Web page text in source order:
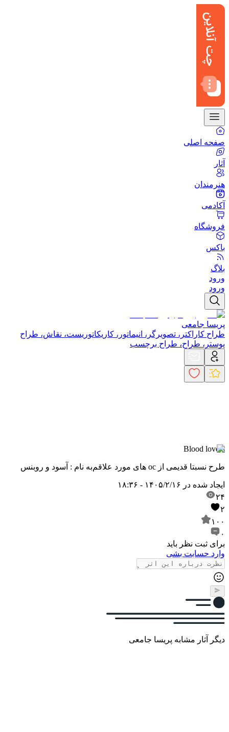
صفحه اصلی
آثار
هنرمندان
آکادمی
فروشگاه
باکس
بلاگ
ورود
ورود
پریسا جامعی
طراح کاراکتر، تصویرگر، انیماتور، کاریکاتوریست، نقاش، طراح
پوستر، طراح، طراح برچسب
Blood lovers
طرح نسبتا قدیمی از oc های مورد علاقم به نام : آسود و روبنس
ایجاد شده در ۱۴۰۵/۲/۱۶ - ۱۸:۳۶
۲۴
۲
۱۰۰
۰
برای ثبت نظر باید
وارد حسابت بشی
دیگر آثار مشابه پریسا جامعی